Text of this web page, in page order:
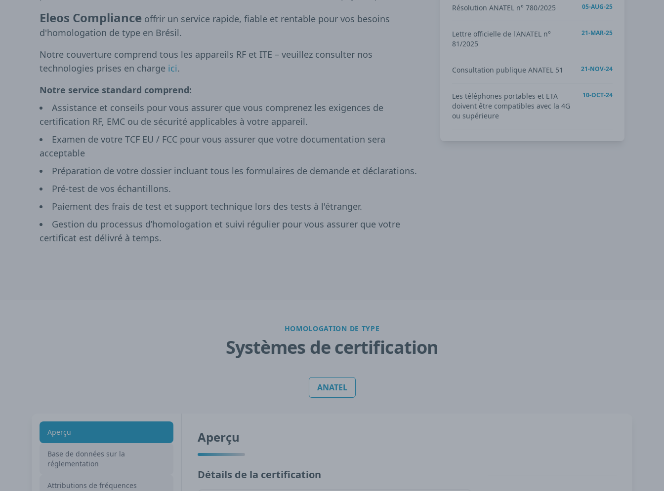
Eleos Compliance offrir un service rapide, fiable et rentable pour vos besoins
d'homologation de type en Brésil.
Notre couverture comprend tous les appareils RF et ITE – veuillez consulter nos
technologies prises en charge ici.
Notre service standard comprend:
Assistance et conseils pour vous assurer que vous comprenez les exigences de
certification RF, EMC ou de sécurité applicables à votre appareil.
Examen de votre TCF EU / FCC pour vous assurer que votre documentation sera
acceptable
Préparation de votre dossier incluant tous les formulaires de demande et déclarations.
Pré-test de vos échantillons.
Paiement des frais de test et support technique lors des tests à l'étranger.
Gestion du processus d’homologation et suivi régulier pour vous assurer que votre
certificat est délivré à temps.
Résolution ANATEL n° 780/2025 05-AUG-25
Lettre officielle de l'ANATEL n°
81/2025
21-MAR-25
Consultation publique ANATEL 51 21-NOV-24
Les téléphones portables et ETA
doivent être compatibles avec la 4G
ou supérieure
10-OCT-24
HOMOLOGATION DE TYPE
Systèmes de certification
ANATEL
Aperçu
Base de données sur la
réglementation
Attributions de fréquences
Aperçu
Détails de la certification